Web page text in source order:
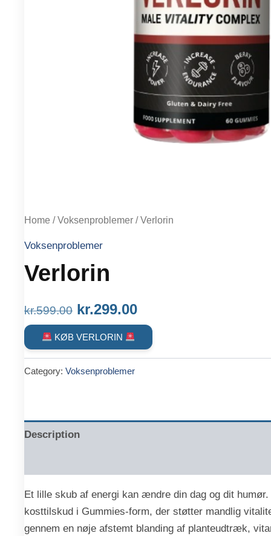
Home /Voksenproblemer / Verlorin
Voksenproblemer
Verlorin
kr.599.00 Original
price
was:
kr.599.00.
kr.299.00Current
price
is:
KØB VERLORIN
Category: Voksenproblemer
Description
Et lille skub af energi kan ændre din dag og dit
kosttilskud i Gummies-form, der støtter mandlig
gennem en nøje afstemt blanding af planteudtræk,